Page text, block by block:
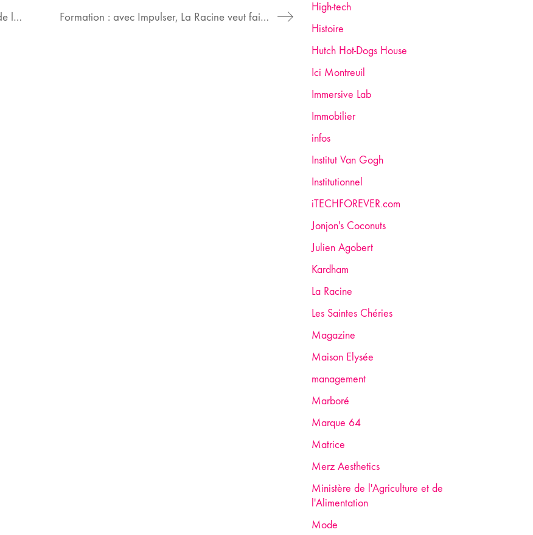
Prolonger les petits plaisirs de la marche et de la randonnée : 6 belles idées au Pays de Fontainebleau Formation : avec Impulser, La Racine veut faire des artisans d’art des entrepreneurs à part entière
High-tech
Histoire
Hutch Hot-Dogs House
Ici Montreuil
Immersive Lab
Immobilier
infos
Institut Van Gogh
Institutionnel
iTECHFOREVER.com
Jonjon's Coconuts
Julien Agobert
Kardham
La Racine
Les Saintes Chéries
Magazine
Maison Elysée
management
Marboré
Marque 64
Matrice
Merz Aesthetics
Ministère de l'Agriculture et de
l'Alimentation
Mode